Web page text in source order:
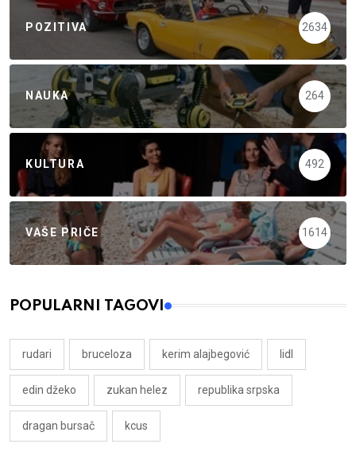
POZITIVA 2634
NAUKA 264
KULTURA 492
VAŠE PRIČE 1614
POPULARNI TAGOVI
rudari bruceloza kerim alajbegović lidl
edin džeko zukan helez republika srpska
dragan bursač kcus